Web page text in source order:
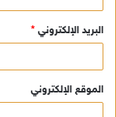
البريد الإلكتروني *
الموقع الإلكتروني